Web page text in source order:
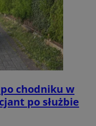
chodniku w
po służbie